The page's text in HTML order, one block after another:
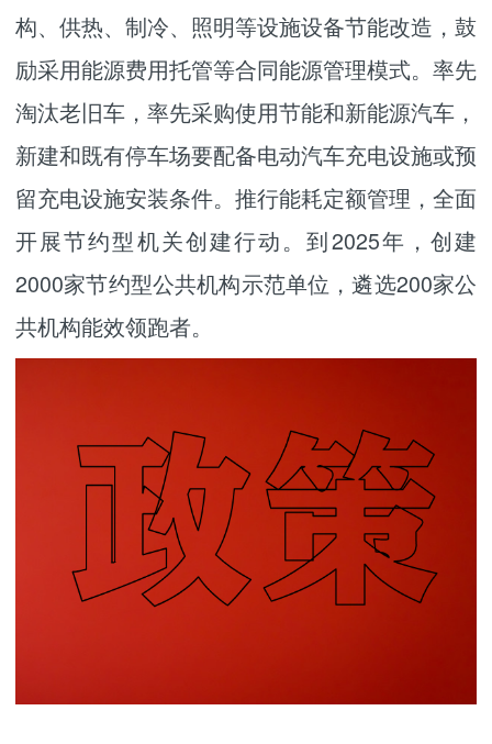
构、供热、制冷、照明等设施设备节能改造，鼓
励采用能源费用托管等合同能源管理模式。率先
淘汰老旧车，率先采购使用节能和新能源汽车，
新建和既有停车场要配备电动汽车充电设施或预
留充电设施安装条件。推行能耗定额管理，全面
开展节约型机关创建行动。到2025年，创建
2000家节约型公共机构示范单位，遴选200家公
共机构能效领跑者。